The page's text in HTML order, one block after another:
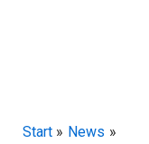
Start
News